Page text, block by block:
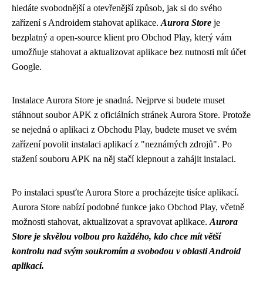
hledáte svobodnější a otevřenější způsob, jak si do svého
zařízení s Androidem stahovat aplikace. Aurora Store je
bezplatný a open-source klient pro Obchod Play, který vám
umožňuje stahovat a aktualizovat aplikace bez nutnosti mít účet
Google.
Instalace Aurora Store je snadná. Nejprve si budete muset
stáhnout soubor APK z oficiálních stránek Aurora Store. Protože
se nejedná o aplikaci z Obchodu Play, budete muset ve svém
zařízení povolit instalaci aplikací z "neznámých zdrojů". Po
stažení souboru APK na něj stačí klepnout a zahájit instalaci.
Po instalaci spusťte Aurora Store a procházejte tisíce aplikací.
Aurora Store nabízí podobné funkce jako Obchod Play, včetně
možnosti stahovat, aktualizovat a spravovat aplikace. Aurora
Store je skvělou volbou pro každého, kdo chce mít větší
kontrolu nad svým soukromím a svobodou v oblasti Android
aplikací.